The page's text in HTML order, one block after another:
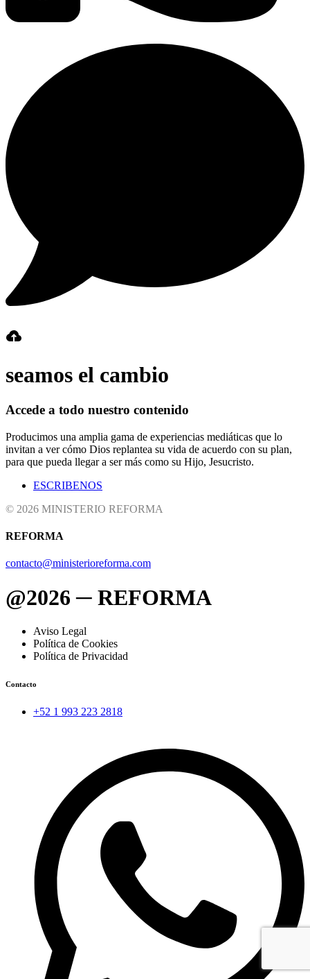
seamos el cambio
Accede a todo nuestro contenido
Producimos una amplia gama de experiencias mediáticas que lo
invitan a ver cómo Dios replantea su vida de acuerdo con su plan,
para que pueda llegar a ser más como su Hijo, Jesucristo.
ESCRIBENOS
© 2026 MINISTERIO REFORMA
REFORMA
contacto@ministerioreforma.com
@2026 ─ REFORMA
Aviso Legal
Política de Cookies
Política de Privacidad
Contacto
+52 1 993 223 2818